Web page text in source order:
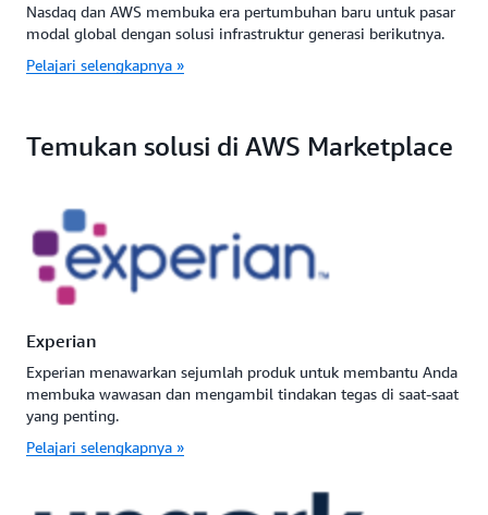
Nasdaq dan AWS membuka era pertumbuhan baru untuk pasar
modal global dengan solusi infrastruktur generasi berikutnya.
Pelajari selengkapnya »
Temukan solusi di AWS Marketplace
Experian
Experian menawarkan sejumlah produk untuk membantu Anda
membuka wawasan dan mengambil tindakan tegas di saat-saat
yang penting.
Pelajari selengkapnya »